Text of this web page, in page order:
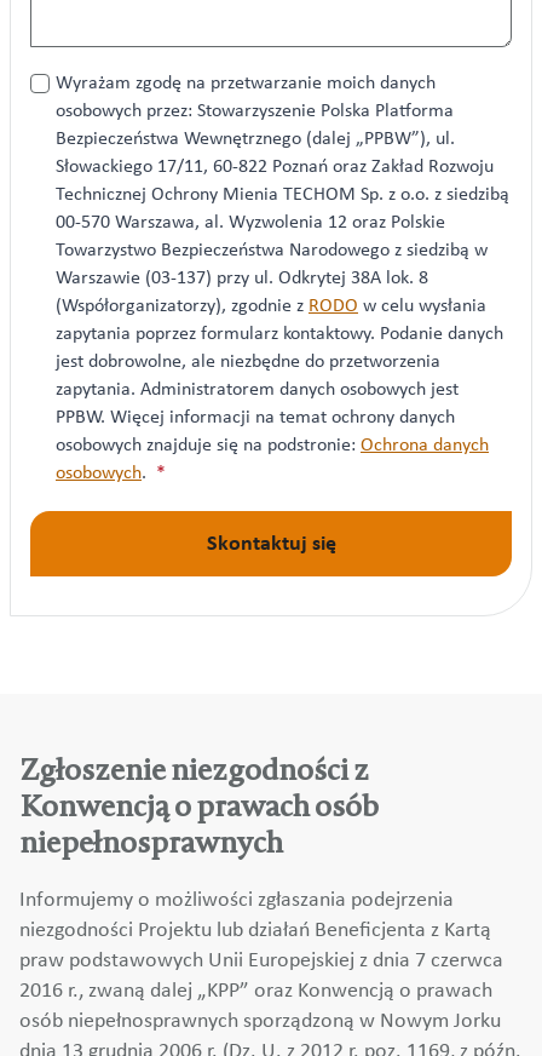
Przetwarzanie
danych
osobowych
Wyrażam zgodę na przetwarzanie moich danych
osobowych przez: Stowarzyszenie Polska Platforma
Bezpieczeństwa Wewnętrznego (dalej „PPBW”), ul.
Słowackiego 17/11, 60-822 Poznań oraz Zakład Rozwoju
Technicznej Ochrony Mienia TECHOM Sp. z o.o. z siedzibą
00-570 Warszawa, al. Wyzwolenia 12 oraz Polskie
Towarzystwo Bezpieczeństwa Narodowego z siedzibą w
Warszawie (03-137) przy ul. Odkrytej 38A lok. 8
(Współorganizatorzy), zgodnie z RODO w celu wysłania
zapytania poprzez formularz kontaktowy. Podanie danych
jest dobrowolne, ale niezbędne do przetworzenia
zapytania. Administratorem danych osobowych jest
PPBW. Więcej informacji na temat ochrony danych
osobowych znajduje się na podstronie: Ochrona danych
osobowych. *
Skontaktuj się
Zgłoszenie niezgodności z
Konwencją o prawach osób
niepełnosprawnych
Informujemy o możliwości zgłaszania podejrzenia
niezgodności Projektu lub działań Beneficjenta z Kartą
praw podstawowych Unii Europejskiej z dnia 7 czerwca
2016 r., zwaną dalej „KPP” oraz Konwencją o prawach
osób niepełnosprawnych sporządzoną w Nowym Jorku